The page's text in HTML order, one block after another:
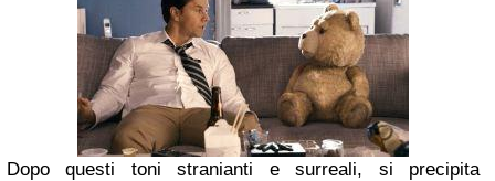
Dopo questi toni stranianti e surreali, si precipita